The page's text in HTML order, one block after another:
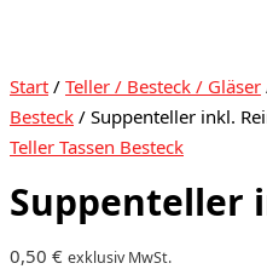
Start / Teller / Besteck / Gläser
Besteck / Suppenteller inkl.
Teller Tassen Besteck
Suppenteller
0,50 € exklusiv MwSt.